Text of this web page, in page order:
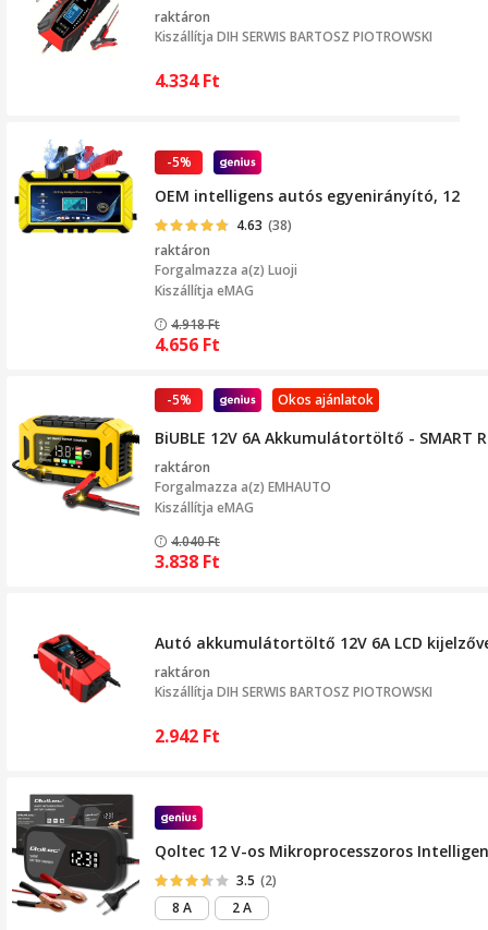
raktáron
Kiszállítja DIH SERWIS BARTOSZ PIOTROWSKI
4.334Ft
-5%
OEM intelligens autós egyenirányító, 12V,
4.63 (38)
raktáron
Forgalmazza a(z) Luoji
Kiszállítja eMAG
4.918Ft
4.656 Ft
Okos ajánlatok
-5%
BiUBLE 12V 6A Akkumulátortöltő - SMART
raktáron
Forgalmazza a(z) EMHAUTO
Kiszállítja eMAG
4.040Ft
3.838 Ft
Autó akkumulátortöltő 12V 6A LCD
raktáron
Kiszállítja DIH SERWIS BARTOSZ PIOTROWSKI
2.942 Ft
Qoltec 12 V-os Mikroprocesszoros
3.5 (2)
8 A
2 A